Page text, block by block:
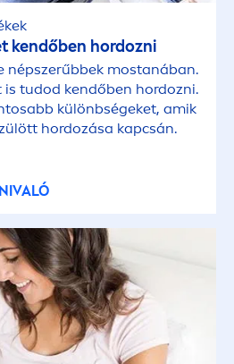
kendőben hordozni
népszerűbbek mostanában.
is tudod kendőben hordozni.
különbségeket, amik
hordozása kapcsán.